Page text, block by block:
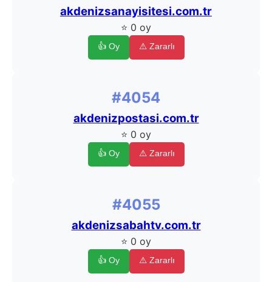
akdenizsanayisitesi.com.tr
⭐ 0 oy
👍 Oy ⚠️ Zararlı
#4054
akdenizpostasi.com.tr
⭐ 0 oy
👍 Oy ⚠️ Zararlı
#4055
akdenizsabahtv.com.tr
⭐ 0 oy
👍 Oy ⚠️ Zararlı